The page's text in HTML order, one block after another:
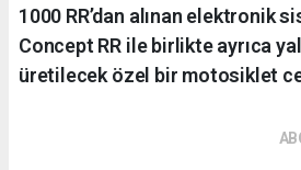
1000 RR’dan alınan elektronik
Concept RR ile birlikte ayrıca
üretilecek özel bir motosiklet